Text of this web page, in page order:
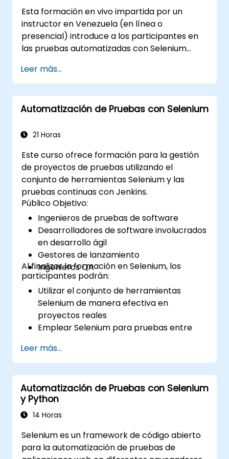
(https://www.nobleprog.com/introduction-
selenium-training).
Esta formación en vivo impartida por un
instructor en Venezuela (en línea o
presencial) introduce a los participantes en
las pruebas automatizadas con Selenium
experiencia programando en C# o deseas
repasar este lenguaje, te recomendamos el
curso: C# para Ingenieros de Pruebas
Automatizadas.
Leer más...
Automatización de Pruebas con Selenium
21 Horas
Este curso ofrece formación para la gestión
de proyectos de pruebas utilizando el
conjunto de herramientas Selenium y las
pruebas continuas con Jenkins.
Público Objetivo:
Ingenieros de pruebas de software
Desarrolladores de software involucrados
en desarrollo ágil
Gestores de lanzamiento
Ingenieros QA
Al finalizar la formación en Selenium, los
participantes podrán:
Utilizar el conjunto de herramientas
Selenium de manera efectiva en
proyectos reales
Emplear Selenium para pruebas entre
Distribuir las pruebas utilizando Selenium
Grid
Ejecutar pruebas de regresión con
Selenium en Jenkins
Preparar informes de pruebas e informes
periódicos usando Jenkins
Leer más...
Automatización de Pruebas con Selenium
y Python
14 Horas
Selenium es un framework de código abierto
para la automatización de pruebas de